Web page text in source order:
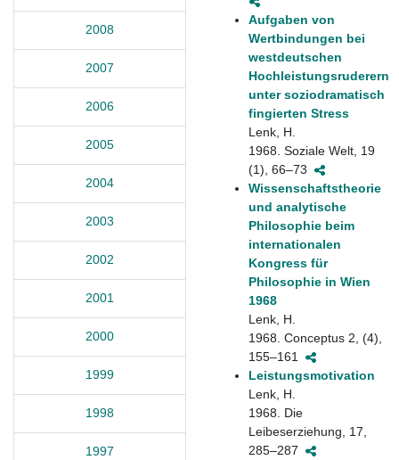
2008
2007
2006
2005
2004
2003
2002
2001
2000
1999
1998
1997
Aufgaben von
Wertbindungen bei
westdeutschen
Hochleistungsruderern
unter soziodramatisch
fingierten Stress
Lenk, H.
1968. Soziale Welt, 19
(1), 66–73
Wissenschaftstheorie
und analytische
Philosophie beim
internationalen
Kongress für
Philosophie in Wien
1968
Lenk, H.
1968. Conceptus 2, (4),
155–161
Leistungsmotivation
Lenk, H.
1968. Die
Leibeserziehung, 17,
285–287